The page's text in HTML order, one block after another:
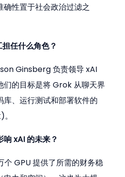
确性置于社会政治过滤之
任什么角色？
Ginsberg 负责领导 xAI
们的目标是将 Grok 从聊天界
库、运行测试和部署软件的
xAI 的未来？
个 GPU 提供了所需的财务稳